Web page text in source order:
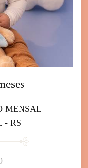
MENSAL
- RS